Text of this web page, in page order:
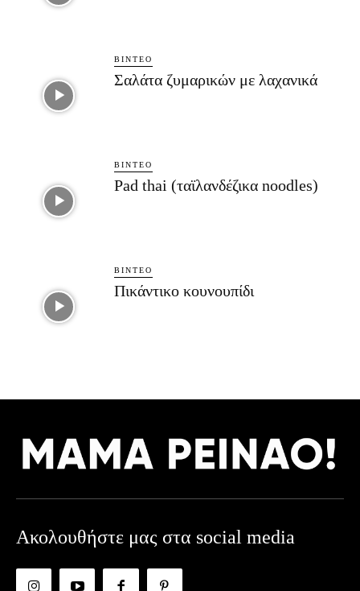
ΒΊΝΤΕΟ
Σαλάτα ζυμαρικών με λαχανικά
ΒΊΝΤΕΟ
Pad thai (ταϊλανδέζικα noodles)
ΒΊΝΤΕΟ
Πικάντικο κουνουπίδι
Ακολουθήστε μας στα social media